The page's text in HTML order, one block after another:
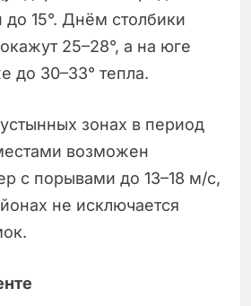
до 15°. Днём столбики
25–28°, а на юге
до 30–33° тепла.
зонах в период
возможен
с порывами до 13–18 м/с,
не исключается